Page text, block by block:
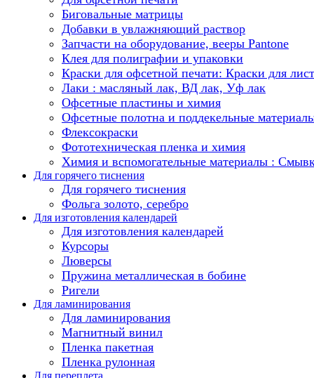
Биговальные матрицы
Добавки в увлажняющий раствор
Запчасти на оборудование, вееры Pantone
Клея для полиграфии и упаковки
Краски для офсетной печати: Краски для
Лаки : масляный лак, ВД лак, Уф лак
Офсетные пластины и химия
Офсетные полотна и поддекельные
Флексокраски
Фототехническая пленка и химия
Химия и вспомогательные материалы :
Для горячего тиснения
Для горячего тиснения
Фольга золото, серебро
Для изготовления календарей
Для изготовления календарей
Курсоры
Люверсы
Пружина металлическая в бобине
Ригели
Для ламинирования
Для ламинирования
Магнитный винил
Пленка пакетная
Пленка рулонная
Для переплета